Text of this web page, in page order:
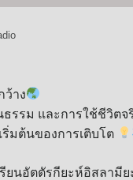
ว้าง
รรม และการใช้ชีวิตจ
มต้นของการเติบโต
ยนอัตตัรกียะห์อิสลามีย